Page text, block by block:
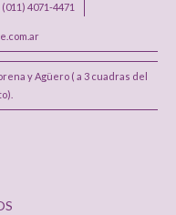
4071-4471
y Agüero ( a 3 cuadras del